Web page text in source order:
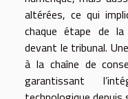
altérées, ce qui
chaque étape de
devant le tribunal.
à la chaîne de
garantissant